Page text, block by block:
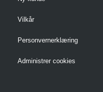
Vilkår
Personvernerklæring
Administrer cookies